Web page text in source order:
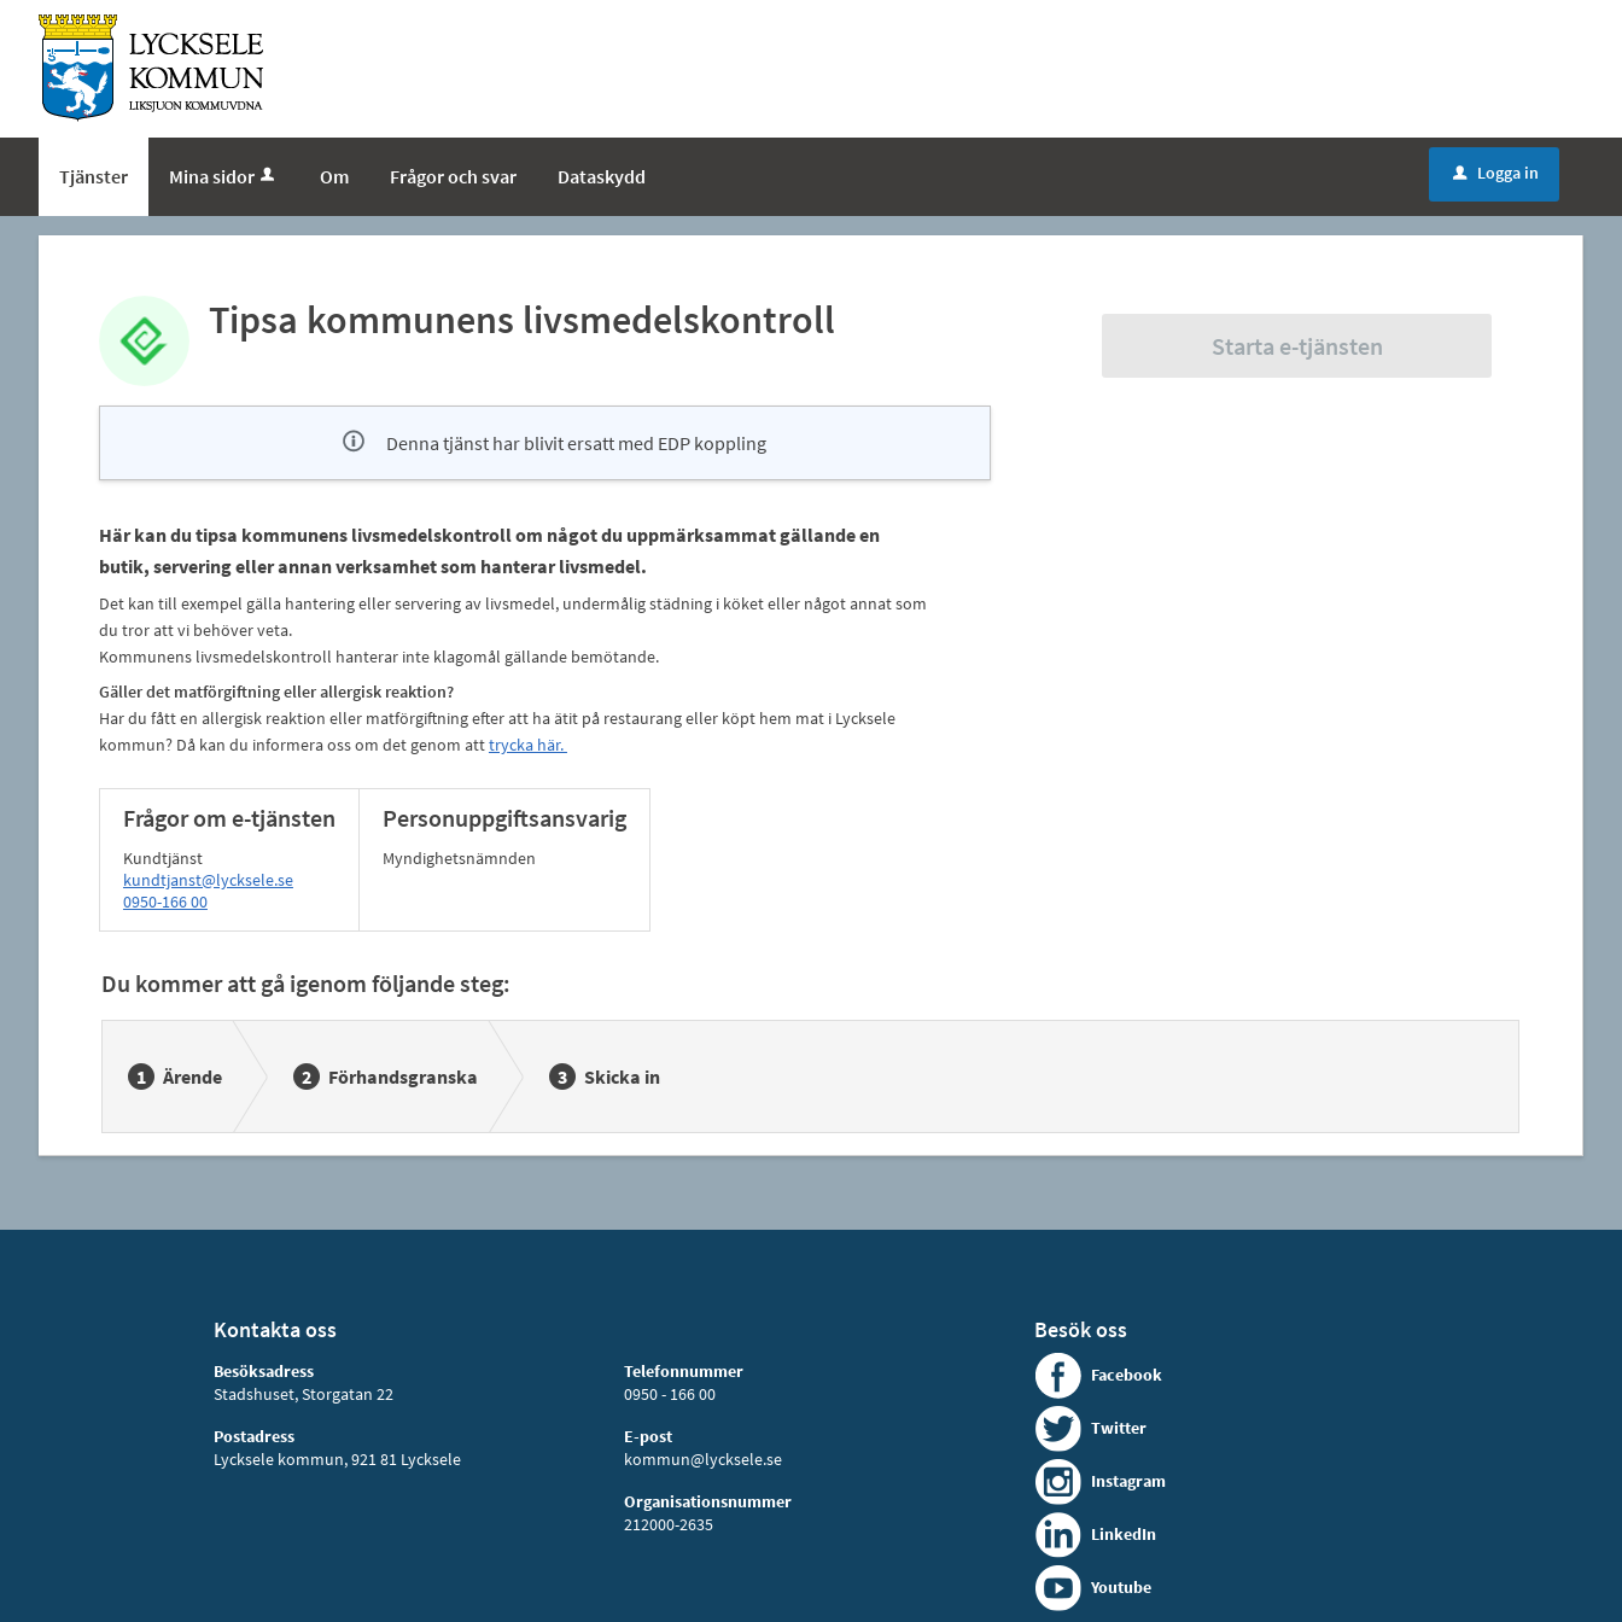
Tjänster Mina sidor Om Frågor och svar Dataskydd u Logga in
Tipsa kommunens livsmedelskontroll
Denna tjänst har blivit ersatt med EDP koppling
Här kan du tipsa kommunens livsmedelskontroll om något du uppmärksammat gällande en
butik, servering eller annan verksamhet som hanterar livsmedel.
Det kan till exempel gälla hantering eller servering av livsmedel, undermålig städning i köket eller något annat som
du tror att vi behöver veta.
Kommunens livsmedelskontroll hanterar inte klagomål gällande bemötande.
Gäller det matförgiftning eller allergisk reaktion?
Har du fått en allergisk reaktion eller matförgiftning efter att ha ätit på restaurang eller köpt hem mat i Lycksele
kommun? Då kan du informera oss om det genom atttrycka här.
Frågor om e-tjänsten
Kundtjänst
kundtjanst@lycksele.se
0950-166 00
Personuppgiftsansvarig
Myndighetsnämnden
Starta e-tjänsten
Du kommer att gå igenom följande steg:
Ärende Förhandsgranska Skicka in
Kontakta oss
Besöksadress
Stadshuset, Storgatan 22
Postadress
Lycksele kommun, 921 81 Lycksele
Telefonnummer
0950 - 166 00
E-post
kommun@lycksele.se
Organisationsnummer
212000-2635
Besök oss
Facebook
Twitter
Instagram
LinkedIn
Youtube